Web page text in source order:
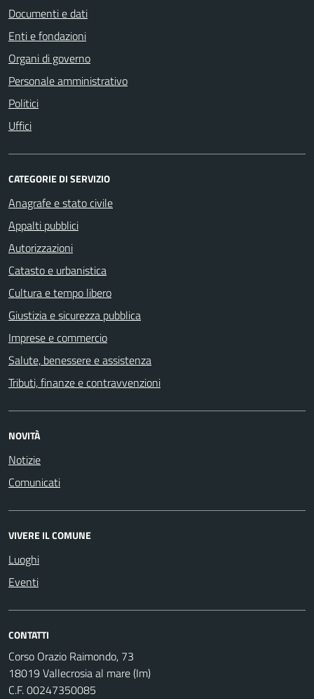
Documenti e dati
Enti e fondazioni
Organi di governo
Personale amministrativo
Politici
Uffici
CATEGORIE DI SERVIZIO
Anagrafe e stato civile
Appalti pubblici
Autorizzazioni
Catasto e urbanistica
Cultura e tempo libero
Giustizia e sicurezza pubblica
Imprese e commercio
Salute, benessere e assistenza
Tributi, finanze e contravvenzioni
NOVITÀ
Notizie
Comunicati
VIVERE IL COMUNE
Luoghi
Eventi
CONTATTI
Corso Orazio Raimondo, 73
18019 Vallecrosia al mare (Im)
C.F. 00247350085